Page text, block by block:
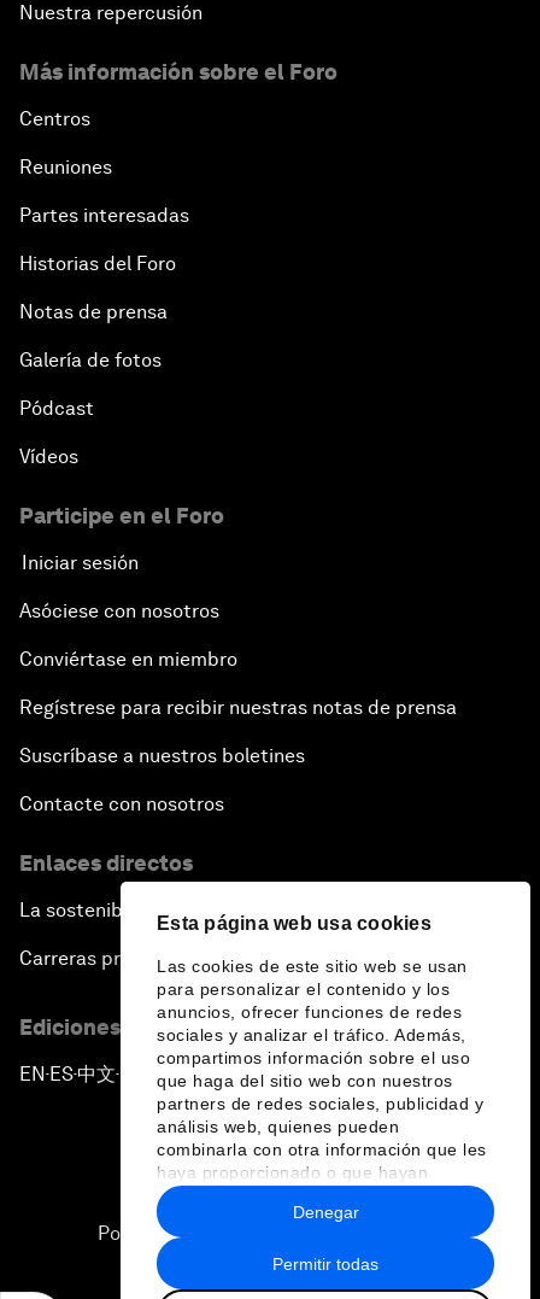
Esta página web usa cookies
Las cookies de este sitio web se usan
para personalizar el contenido y los
anuncios, ofrecer funciones de redes
sociales y analizar el tráfico. Además,
compartimos información sobre el uso
que haga del sitio web con nuestros
partners de redes sociales, publicidad y
análisis web, quienes pueden
combinarla con otra información que les
haya proporcionado o que hayan
recopilado a partir del uso que haya
hecho de sus servicios.
Permitir todas
Denegar
Nuestra repercusión
Más información sobre el Foro
Centros
Reuniones
Partes interesadas
Historias del Foro
Notas de prensa
Galería de fotos
Pódcast
Vídeos
Participe en el Foro
Iniciar sesión
Asóciese con nosotros
Conviértase en miembro
Regístrese para recibir nuestras notas de prensa
Suscríbase a nuestros boletines
Contacte con nosotros
Enlaces directos
La sostenibilidad en el Foro
Carreras profesionales
Ediciones en otros idiomas
EN ▪ES▪中文▪ 日本語
Política de privacidad y normas de uso
Sitemap